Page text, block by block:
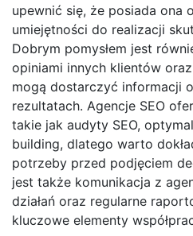
upewnić się, że posiada ona
umiejętności do realizacji
Dobrym pomysłem jest
opiniami innych klientów
mogą dostarczyć informacji
rezultatach. Agencje SEO
takie jak audyty SEO,
building, dlatego warto
potrzeby przed podjęciem
jest także komunikacja z
działań oraz regularne
kluczowe elementy